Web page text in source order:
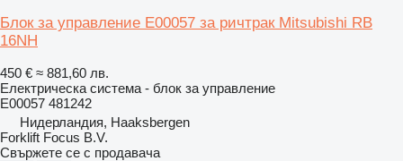
Блок за управление E00057 за ричтрак Mitsubishi RB
16NH
450 € ≈ 881,60 лв.
Електрическа система - блок за управление
E00057 481242
Нидерландия, Haaksbergen
Forklift Focus B.V.
Свържете се с продавача